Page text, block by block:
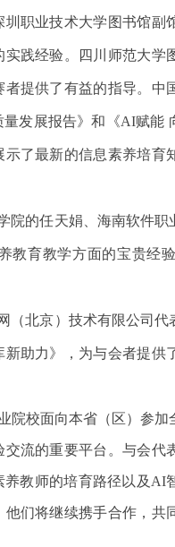
职业技术大学图书馆副
践经验。四川师范大学
提供了有益的指导。中
发展报告》和《AI赋
了最新的信息素养培育
院的任天娟、海南软件
教育教学方面的宝贵经
（北京）技术有限公司
助力》，为与会者提供
院校面向本省（区）参
流的重要平台。与会代
教师的培育路径以及AI
们将继续携手合作，共